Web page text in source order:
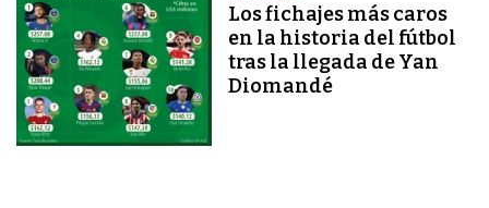
Los fichajes más caros
en la historia del fútbol
tras la llegada de Yan
Diomandé